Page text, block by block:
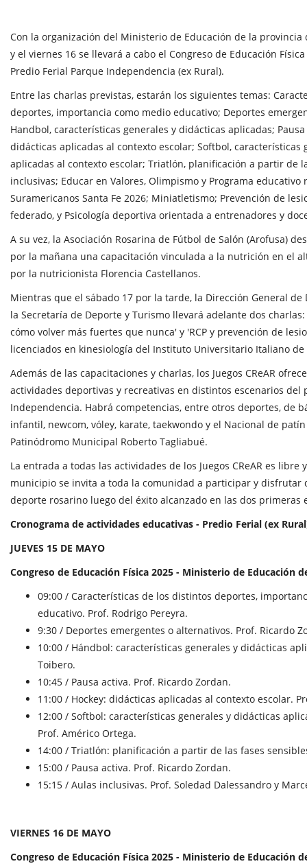
Con la organización del Ministerio de Educación de la provincia
y el viernes 16 se llevará a cabo el Congreso de Educación
Predio Ferial Parque Independencia (ex Rural).
Entre las charlas previstas, estarán los siguientes temas:
deportes, importancia como medio educativo; Deportes
Handbol, características generales y didácticas aplicadas; Pausa
didácticas aplicadas al contexto escolar; Softbol, características
aplicadas al contexto escolar; Triatlón, planificación a partir de
inclusivas; Educar en Valores, Olimpismo y Programa educativo
Suramericanos Santa Fe 2026; Miniatletismo; Prevención de
federado, y Psicología deportiva orientada a entrenadores y
A su vez, la Asociación Rosarina de Fútbol de Salón (Arofusa)
por la mañana una capacitación vinculada a la nutrición en el
por la nutricionista Florencia Castellanos.
Mientras que el sábado 17 por la tarde, la Dirección General
la Secretaría de Deporte y Turismo llevará adelante dos
cómo volver más fuertes que nunca' y 'RCP y prevención de
licenciados en kinesiología del Instituto Universitario Italiano de
Además de las capacitaciones y charlas, los Juegos CReAR
actividades deportivas y recreativas en distintos escenarios del
Independencia. Habrá competencias, entre otros deportes, de
infantil, newcom, vóley, karate, taekwondo y el Nacional de
Patinódromo Municipal Roberto Tagliabué.
La entrada a todas las actividades de los Juegos CReAR es libre
municipio se invita a toda la comunidad a participar y disfrutar
deporte rosarino luego del éxito alcanzado en las dos primeras
Cronograma de actividades educativas - Predio Ferial (ex
JUEVES 15 DE MAYO
Congreso de Educación Física 2025 - Ministerio de Educación
09:00 / Características de los distintos deportes,
educativo. Prof. Rodrigo Pereyra.
9:30 / Deportes emergentes o alternativos. Prof. Ricardo
10:00 / Hándbol: características generales y didácticas
Toibero.
10:45 / Pausa activa. Prof. Ricardo Zordan.
11:00 / Hockey: didácticas aplicadas al contexto escolar.
12:00 / Softbol: características generales y didácticas
Prof. Américo Ortega.
14:00 / Triatlón: planificación a partir de las fases
15:00 / Pausa activa. Prof. Ricardo Zordan.
15:15 / Aulas inclusivas. Prof. Soledad Dalessandro y
VIERNES 16 DE MAYO
Congreso de Educación Física 2025 - Ministerio de Educación